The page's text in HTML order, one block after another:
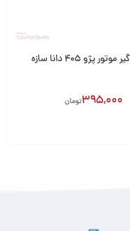
پژو 405 دانا سازه
395,000تومان